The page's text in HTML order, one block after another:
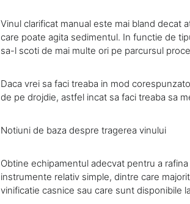
Vinul clarificat manual este mai bland decat
care poate agita sedimentul. In functie de
sa-l scoti de mai multe ori pe parcursul
Daca vrei sa faci treaba in mod
de pe drojdie, astfel incat sa faci treaba sa
Notiuni de baza despre tragerea vinului
Obtine echipamentul adecvat pentru a
instrumente relativ simple, dintre care
vinificatie casnice sau care sunt disponibile